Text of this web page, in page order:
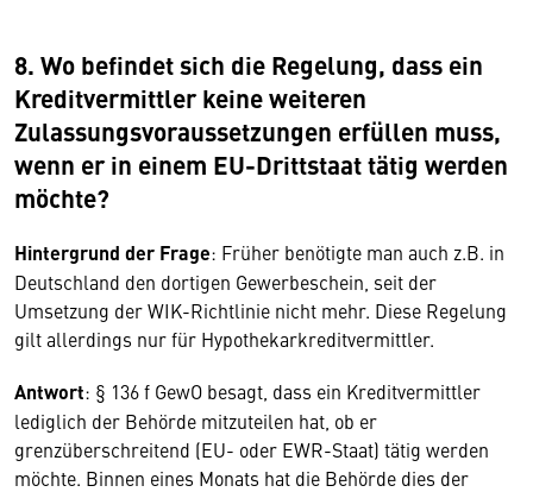
8. Wo befindet sich die Regelung, dass ein
Kreditvermittler keine weiteren
Zulassungsvoraussetzungen erfüllen muss,
wenn er in einem EU-Drittstaat tätig werden
möchte?
Hintergrund der Frage: Früher benötigte man auch z.B. in
Deutschland den dortigen Gewerbeschein, seit der
Umsetzung der WIK-Richtlinie nicht mehr. Diese Regelung
gilt allerdings nur für Hypothekarkreditvermittler.
Antwort: § 136 f GewO besagt, dass ein Kreditvermittler
lediglich der Behörde mitzuteilen hat, ob er
grenzüberschreitend (EU- oder EWR-Staat) tätig werden
möchte. Binnen eines Monats hat die Behörde dies der